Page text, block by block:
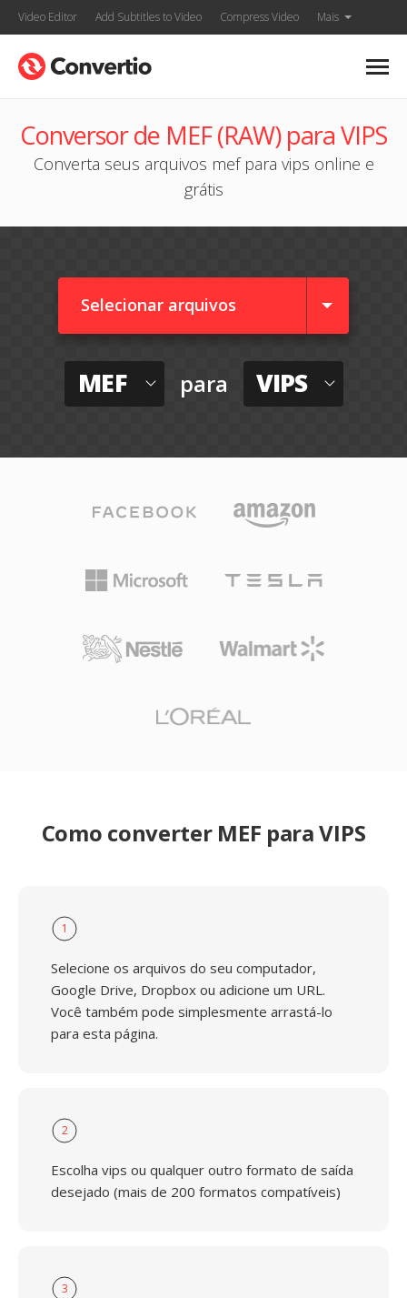
Video Editor Add Subtitles to Video Compress Video Mais
Conversor de MEF (RAW) para VIPS
Converta seus arquivos mef para vips online e
grátis
Selecionar arquivos
MEF para VIPS
Como converter MEF para VIPS
1
Selecione os arquivos do seu computador,
Google Drive, Dropbox ou adicione um URL.
Você também pode simplesmente arrastá-lo
para esta página.
2
Escolha vips ou qualquer outro formato de saída
desejado (mais de 200 formatos compatíveis)
3